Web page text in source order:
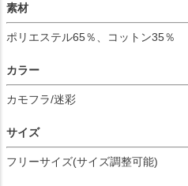
素材
ポリエステル65％、コットン35％
カラー
カモフラ/迷彩
サイズ
フリーサイズ(サイズ調整可能)